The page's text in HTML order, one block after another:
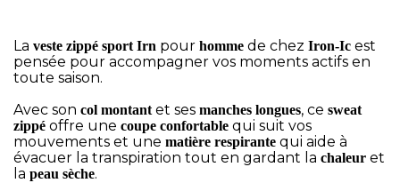
La veste zippé sport Irn pour homme de chez Iron-Ic est
pensée pour accompagner vos moments actifs en
toute saison.
Avec son col montantet ses manches longues, ce sweat
zippé offre une coupe confortable qui suit vos
mouvements et une matière respirante qui aide à
évacuer la transpiration tout en gardant la chaleur et
la peau sèche.